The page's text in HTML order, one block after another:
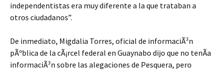
independentistas era muy diferente a la que trataban a
otros ciudadanos”.
De inmediato, Migdalia Torres, oficial de informaciÃ³n
pÃºblica de la cÃ¡rcel federal en Guaynabo dijo que no tenÃ­a
informaciÃ³n sobre las alegaciones de Pesquera, pero